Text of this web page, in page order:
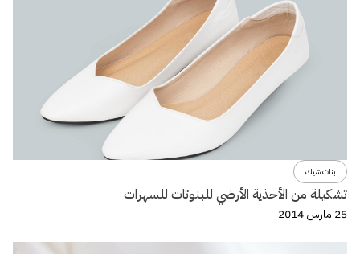
بنات شيك
تشكيلة من الأحذية الأرضي للبنوتات للسهرات
25 مارس 2014